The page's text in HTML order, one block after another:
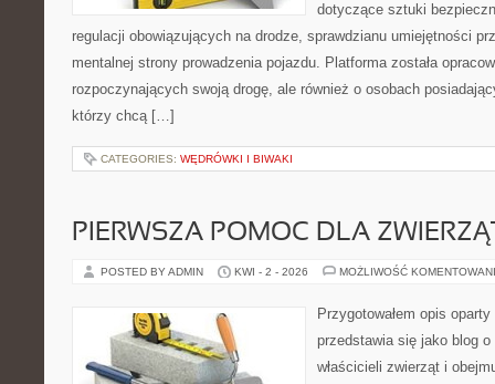
dotyczące sztuki
regulacji obowiązujących na drodze, sprawdzianu umiejętności
mentalnej strony prowadzenia pojazdu. Platforma została
rozpoczynających swoją drogę, ale również o osobach
którzy chcą […]
CATEGORIES: WĘDRÓWKI I BIWAKI
PIERWSZA POMOC DLA
POSTED BY ADMIN KWI - 2 - 2026 MOŻLIWOŚĆ
Przygotowałem opis
przedstawia się jako blog
właścicieli zwierząt i